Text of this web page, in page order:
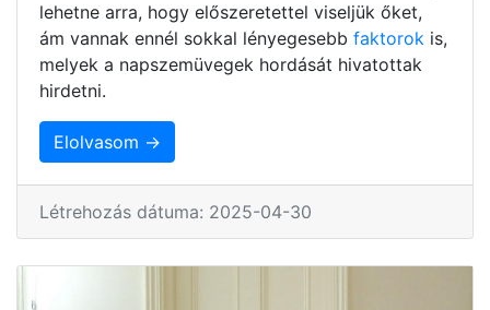
lehetne arra, hogy előszeretettel viseljük őket,
ám vannak ennél sokkal lényegesebb faktorok is,
melyek a napszemüvegek hordását hivatottak
hirdetni.
Elolvasom →
Létrehozás dátuma: 2025-04-30